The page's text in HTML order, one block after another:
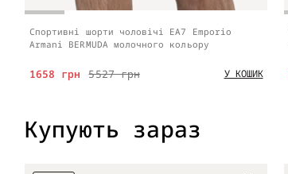
Спортивні шорти чоловічі EA7 Emporio
Armani BERMUDA молочного кольору
5527 грн
1658 грн У КОШИК
Купують зараз